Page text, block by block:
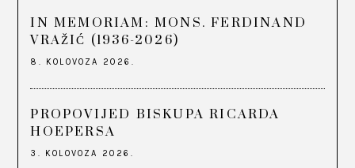
IN MEMORIAM: MONS. FERDINAND
VRAŽIĆ (1936-2026)
8. KOLOVOZA 2026.
PROPOVIJED BISKUPA RICARDA
HOEPERSA
3. KOLOVOZA 2026.